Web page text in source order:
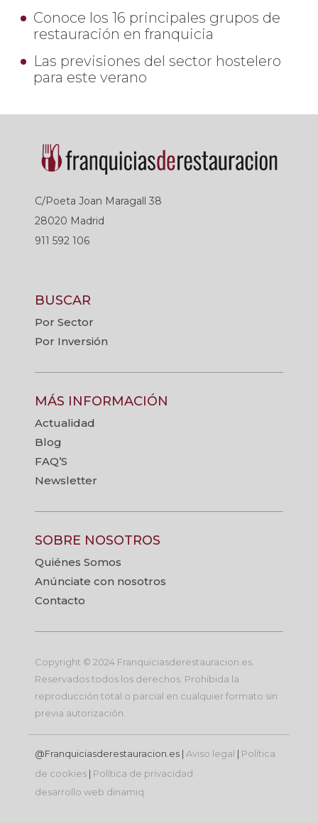
Conoce los 16 principales grupos de
restauración en franquicia
Las previsiones del sector hostelero
para este verano
C/Poeta Joan Maragall 38
28020 Madrid
911 592 106
BUSCAR
Por Sector
Por Inversión
MÁS INFORMACIÓN
Actualidad
Blog
FAQ’S
Newsletter
SOBRE NOSOTROS
Quiénes Somos
Anúnciate con nosotros
Contacto
Copyright © 2024 Franquiciasderestauracion.es.
Reservados todos los derechos. Prohibida la
reproducción total o parcial en cualquier formato sin
previa autorización.
@Franquiciasderestauracion.es | Aviso legal | Política
de cookies | Política de privacidad
desarrollo web dinamiq